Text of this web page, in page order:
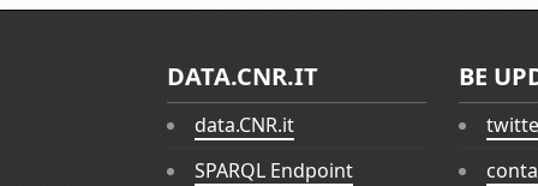
DATA.CNR.IT
data.CNR.it
SPARQL Endpoint
BE